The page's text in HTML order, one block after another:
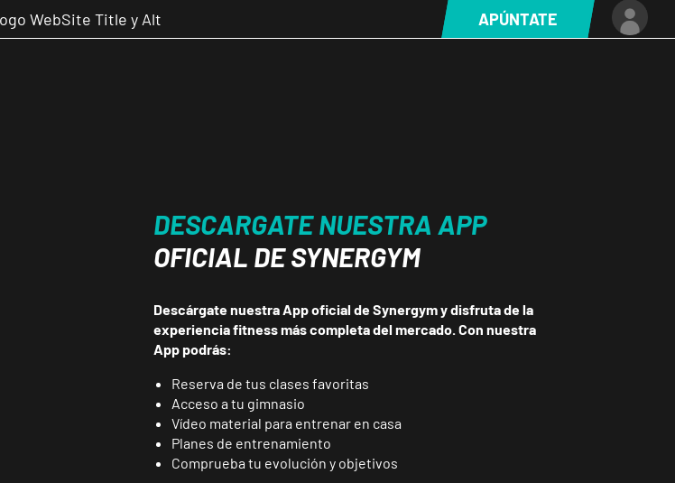
APÚNTATE
DESCARGATE NUESTRA APP
OFICIAL DE SYNERGYM
Descárgate nuestra App oficial de Synergym y disfruta de la
experiencia fitness más completa del mercado. Con nuestra
App podrás:
Reserva de tus clases favoritas
Acceso a tu gimnasio
Vídeo material para entrenar en casa
Planes de entrenamiento
Comprueba tu evolución y objetivos